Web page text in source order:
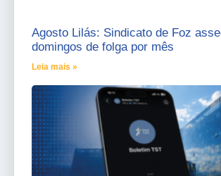
Agosto Lilás: Sindicato de Foz
domingos de folga por mês
Leia mais »